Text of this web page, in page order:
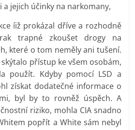
a jejich účinky na narkomany,
íiž prokázal dříve a rozhodně
trapné zkoušet drogy na
které o tom neměly ani tušení.
přístup ke všem osobám,
použít. Kdyby pomocí LSD a
získat dodatečné informace o
byl by to rovněž úspěch. A
riziko, mohla CIA snadno
popřít a White sám nebyl